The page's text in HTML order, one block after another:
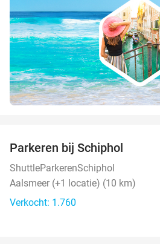
Parkeren bij Schiphol
ShuttleParkerenSchiphol
Aalsmeer (+1 locatie) (10 km)
Verkocht: 1.760